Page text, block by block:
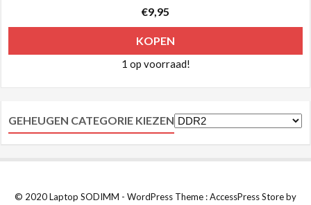
€9,95
KOPEN
1 op voorraad!
GEHEUGEN CATEGORIE KIEZEN
© 2020 Laptop SODIMM - WordPress Theme : AccessPress Store by